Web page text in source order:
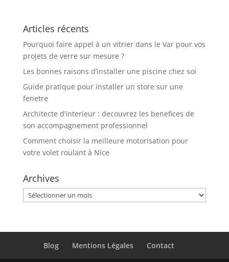
Articles récents
Pourquoi faire appel à un vitrier dans le Var pour vos
projets de verre sur mesure ?
Les bonnes raisons d’installer une piscine chez soi
Guide pratique pour installer un store sur une
fenetre
Architecte d’interieur : decouvrez les benefices de
son accompagnement professionnel
Comment choisir la meilleure motorisation pour
votre volet roulant à Nice
Archives
Archives
Blog Mentions Légales Contact